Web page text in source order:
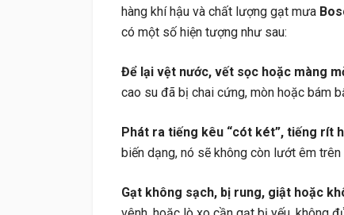
hàng khí hậu và chất lượng gạt mưa
có một số hiện tượng như sau:
Để lại vệt nước, vết sọc hoặc màng
cao su đã bị chai cứng, mòn hoặc bám
Phát ra tiếng kêu “cót két”, tiếng rít
biến dạng, nó sẽ không còn lướt êm
Gạt không sạch, bị rung, giật hoặc